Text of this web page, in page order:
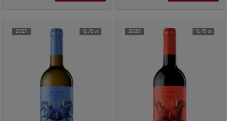
2021 0,75 л 2020 0,75 л